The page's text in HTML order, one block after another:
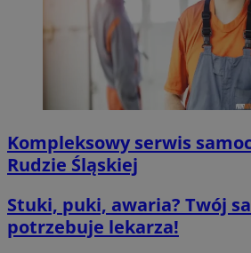
Kompleksowy serwis
Rudzie Śląskiej
Stuki, puki, awaria? Twój
potrzebuje lekarza!